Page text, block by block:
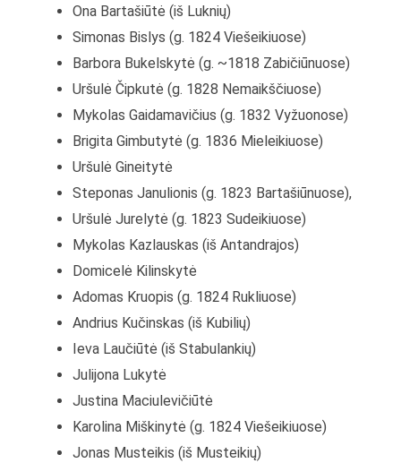
Ona Bartašiūtė (iš Luknių)
Simonas Bislys (g. 1824 Viešeikiuose)
Barbora Bukelskytė (g. ~1818 Zabičiūnuose)
Uršulė Čipkutė (g. 1828 Nemaikščiuose)
Mykolas Gaidamavičius (g. 1832 Vyžuonose)
Brigita Gimbutytė (g. 1836 Mieleikiuose)
Uršulė Gineitytė
Steponas Janulionis (g. 1823 Bartašiūnuose),
Uršulė Jurelytė (g. 1823 Sudeikiuose)
Mykolas Kazlauskas (iš Antandrajos)
Domicelė Kilinskytė
Adomas Kruopis (g. 1824 Rukliuose)
Andrius Kučinskas (iš Kubilių)
Ieva Laučiūtė (iš Stabulankių)
Julijona Lukytė
Justina Maciulevičiūtė
Karolina Miškinytė (g. 1824 Viešeikiuose)
Jonas Musteikis (iš Musteikių)